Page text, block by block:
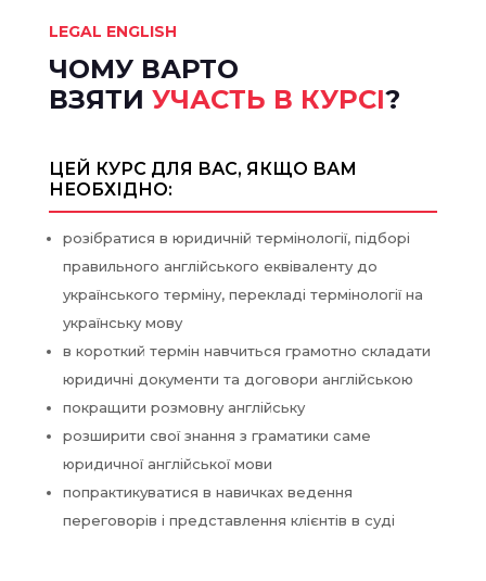
LEGAL ENGLISH
ЧОМУ ВАРТО
ВЗЯТИ УЧАСТЬ В КУРСІ?
ЦЕЙ КУРС ДЛЯ ВАС, ЯКЩО ВАМ
НЕОБХІДНО:
розібратися в юридичній термінології, підборі
правильного англійського еквіваленту до
українського терміну, перекладі термінології на
українську мову
в короткий термін навчиться грамотно складати
юридичні документи та договори англійською
покращити розмовну англійську
розширити свої знання з граматики саме
юридичної англійської мови
попрактикуватися в навичках ведення
переговорів і представлення клієнтів в суді